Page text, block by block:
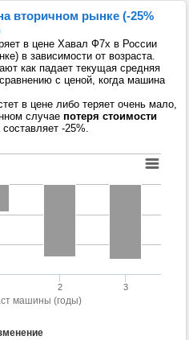
вторичном рынке (-25%
в цене Хавал Ф7х в России
в зависимости от возраста.
как падает текущая средняя
с ценой, когда машина
в цене либо теряет очень мало,
случае потеря стоимости
-25%.
машины (годы)
2 3